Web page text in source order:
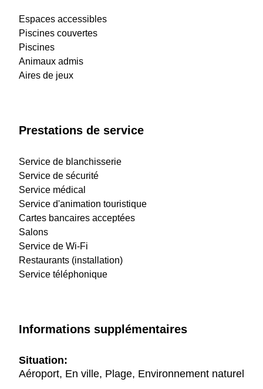
Espaces accessibles
Piscines couvertes
Piscines
Animaux admis
Aires de jeux
Prestations de service
Service de blanchisserie
Service de sécurité
Service médical
Service d'animation touristique
Cartes bancaires acceptées
Salons
Service de Wi-Fi
Restaurants (installation)
Service téléphonique
Informations supplémentaires
Situation:
Aéroport, En ville, Plage, Environnement naturel